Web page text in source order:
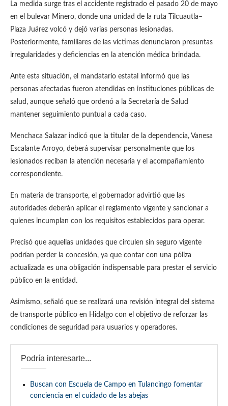
La medida surge tras el accidente registrado el pasado 20 de mayo
en el bulevar Minero, donde una unidad de la ruta Tilcuautla–
Plaza Juárez volcó y dejó varias personas lesionadas.
Posteriormente, familiares de las víctimas denunciaron presuntas
irregularidades y deficiencias en la atención médica brindada.
Ante esta situación, el mandatario estatal informó que las
personas afectadas fueron atendidas en instituciones públicas de
salud, aunque señaló que ordenó a la Secretaría de Salud
mantener seguimiento puntual a cada caso.
Menchaca Salazar indicó que la titular de la dependencia, Vanesa
Escalante Arroyo, deberá supervisar personalmente que los
lesionados reciban la atención necesaria y el acompañamiento
correspondiente.
En materia de transporte, el gobernador advirtió que las
autoridades deberán aplicar el reglamento vigente y sancionar a
quienes incumplan con los requisitos establecidos para operar.
Precisó que aquellas unidades que circulen sin seguro vigente
podrían perder la concesión, ya que contar con una póliza
actualizada es una obligación indispensable para prestar el servicio
público en la entidad.
Asimismo, señaló que se realizará una revisión integral del sistema
de transporte público en Hidalgo con el objetivo de reforzar las
condiciones de seguridad para usuarios y operadores.
Podría interesarte...
Buscan con Escuela de Campo en Tulancingo fomentar
conciencia en el cuidado de las abejas